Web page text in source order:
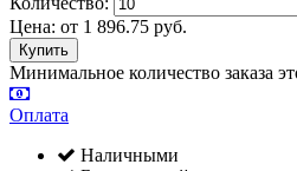
Цена: от 1 896.75 руб.
Минимальное количество заказа
Оплата
Наличными